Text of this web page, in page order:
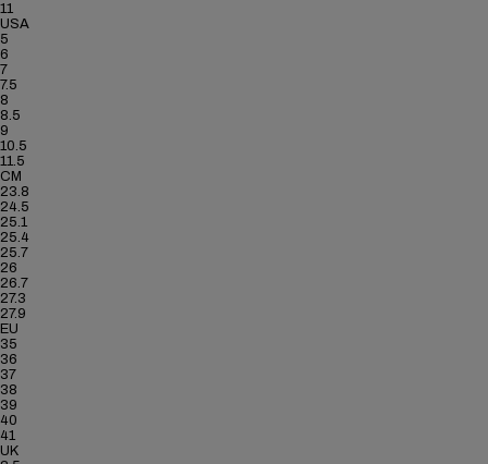
11
USA
5
6
7
7.5
8
8.5
9
10.5
11.5
CM
23.8
24.5
25.1
25.4
25.7
26
26.7
27.3
27.9
EU
35
36
37
38
39
40
41
UK